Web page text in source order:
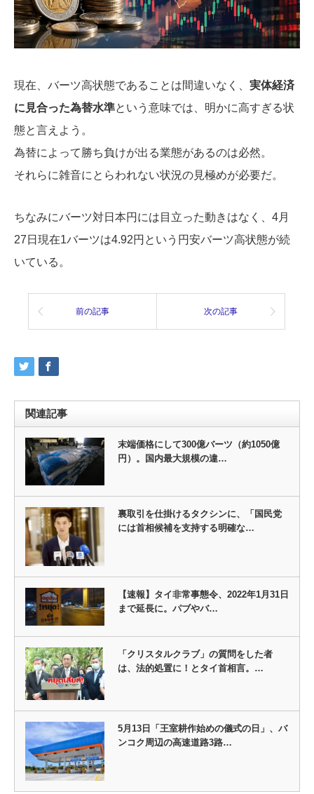
現在、バーツ高状態であることは間違いなく、 実体経済
に見合った為替水準という意味では、明かに高すぎる状
態と言えよう。
為替によって勝ち負けが出る業態があるのは必然。
それらに雑音にとらわれない状況の見極めが必要だ。
ちなみにバーツ対日本円には目立った動きはなく、4月
27日現在1バーツは4.92円という円安バーツ高状態が続
いている。
前の記事 次の記事
関連記事
末端価格にして300億バーツ（約1050億
円）。国内最大規模の違…
裏取引を仕掛けるタクシンに、「国民党
には首相候補を支持する明確な…
【速報】タイ非常事態令、2022年1月31日
まで延長に。パブやバ…
「クリスタルクラブ」の質問をした者
は、法的処置に！とタイ首相言。…
5月13日「王室耕作始めの儀式の日」、バ
ンコク周辺の高速道路3路…